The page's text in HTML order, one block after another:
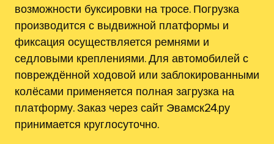
возможности буксировки на тросе. Погрузка
производится с выдвижной платформы и
фиксация осуществляется ремнями и
седловыми креплениями. Для автомобилей с
повреждённой ходовой или заблокированными
колёсами применяется полная загрузка на
платформу. Заказ через сайт Эвамск24.ру
принимается круглосуточно.